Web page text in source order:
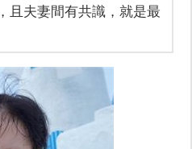
且夫妻間有共識，就是最